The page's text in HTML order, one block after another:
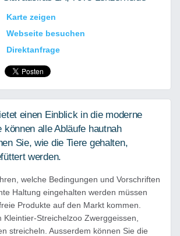
Karte zeigen
Webseite besuchen
Direktanfrage
einen Einblick in die moderne
können alle Abläufe hautnah
Sie, wie die Tiere gehalten,
werden.
welche Bedingungen und Vorschriften
Haltung eingehalten werden müssen
Produkte auf den Markt kommen.
Kleintier-Streichelzoo Zwerggeissen,
streicheln. Ausserdem können Sie die